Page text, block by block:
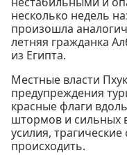
несколько недель
произошла
летняя гражданка
из Египта.
Местные власти
предупреждения
красные флаги
штормов и сильных
усилия,
происходить.